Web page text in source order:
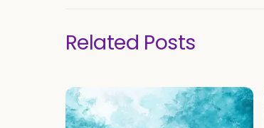
Related Posts